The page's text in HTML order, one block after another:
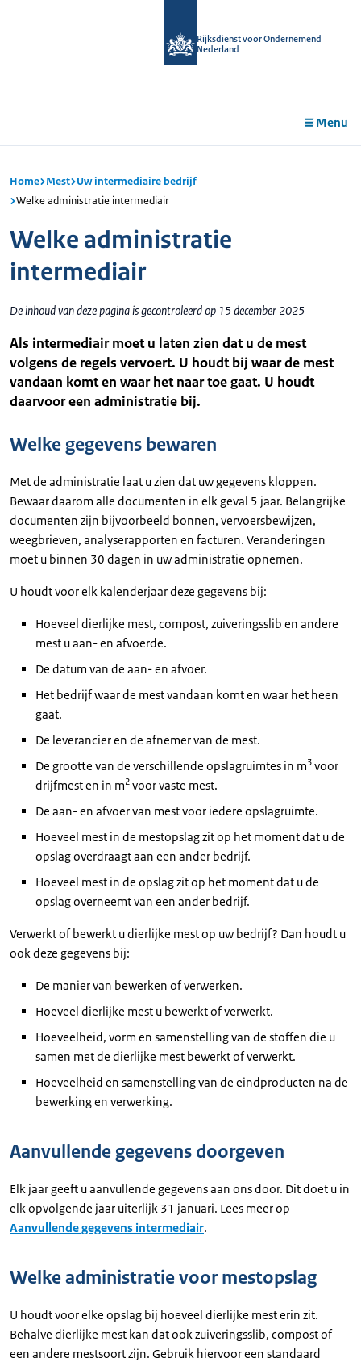
Rijksdienst voor Ondernemend
Nederland
Menu
Home Mest Uw intermediaire bedrijf
Welke administratie intermediair
Welke administratie
intermediair
De inhoud van deze pagina is gecontroleerd op 15 december 2025
Als intermediair moet u laten zien dat u de mest
volgens de regels vervoert. U houdt bij waar de mest
vandaan komt en waar het naar toe gaat. U houdt
daarvoor een administratie bij.
Welke gegevens bewaren
Met de administratie laat u zien dat uw gegevens kloppen.
Bewaar daarom alle documenten in elk geval 5 jaar. Belangrijke
documenten zijn bijvoorbeeld bonnen, vervoersbewijzen,
weegbrieven, analyserapporten en facturen. Veranderingen
moet u binnen 30 dagen in uw administratie opnemen.
U houdt voor elk kalenderjaar deze gegevens bij:
Hoeveel dierlijke mest, compost, zuiveringsslib en andere
mest u aan- en afvoerde.
De datum van de aan- en afvoer.
Het bedrijf waar de mest vandaan komt en waar het heen
gaat.
De leverancier en de afnemer van de mest.
De grootte van de verschillende opslagruimtes in m3 voor
drijfmest en in m2 voor vaste mest.
De aan- en afvoer van mest voor iedere opslagruimte.
Hoeveel mest in de mestopslag zit op het moment dat u de
opslag overdraagt aan een ander bedrijf.
Hoeveel mest in de opslag zit op het moment dat u de
opslag overneemt van een ander bedrijf.
Verwerkt of bewerkt u dierlijke mest op uw bedrijf? Dan houdt u
ook deze gegevens bij:
De manier van bewerken of verwerken.
Hoeveel dierlijke mest u bewerkt of verwerkt.
Hoeveelheid, vorm en samenstelling van de stoffen die u
samen met de dierlijke mest bewerkt of verwerkt.
Hoeveelheid en samenstelling van de eindproducten na de
bewerking en verwerking.
Aanvullende gegevens doorgeven
Elk jaar geeft u aanvullende gegevens aan ons door. Dit doet u in
elk opvolgende jaar uiterlijk 31 januari. Lees meer op
Aanvullende gegevens intermediair.
Welke administratie voor mestopslag
U houdt voor elke opslag bij hoeveel dierlijke mest erin zit.
Behalve dierlijke mest kan dat ook zuiveringsslib, compost of
een andere mestsoort zijn. Gebruik hiervoor een standaard